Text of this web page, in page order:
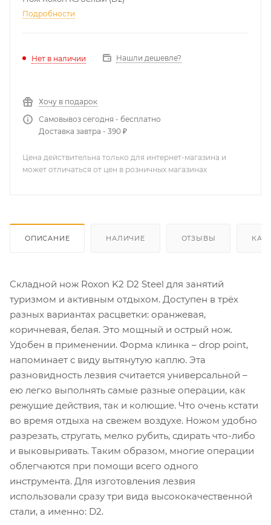
Подробности
Нет в наличии Нашли дешевле?
Хочу в подарок
Самовывоз сегодня - бесплатно
Доставка завтра - 390 ₽
Цена действительна только для интернет-магазина и
может отличаться от цен в розничных магазинах
ОПИСАНИЕ НАЛИЧИЕ ОТЗЫВЫ КАК
Складной нож Roxon K2 D2 Steel для занятий
туризмом и активным отдыхом. Доступен в трёх
разных вариантах расцветки: оранжевая,
коричневая, белая. Это мощный и острый нож.
Удобен в применении. Форма клинка – drop point,
напоминает с виду вытянутую каплю. Эта
разновидность лезвия считается универсальной –
ею легко выполнять самые разные операции, как
режущие действия, так и колющие. Что очень кстати
во время отдыха на свежем воздухе. Ножом удобно
разрезать, стругать, мелко рубить, сдирать что-либо
и выковыривать. Таким образом, многие операции
облегчаются при помощи всего одного
инструмента. Для изготовления лезвия
использовали сразу три вида высококачественной
стали, а именно: D2.